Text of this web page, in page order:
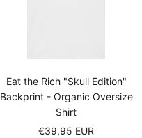
Eat the Rich "Skull Edition"
Backprint - Organic Oversize
Shirt
Sale
€39,95 EUR